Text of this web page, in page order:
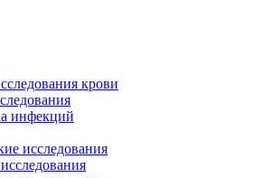
крови
инфекций
исследования